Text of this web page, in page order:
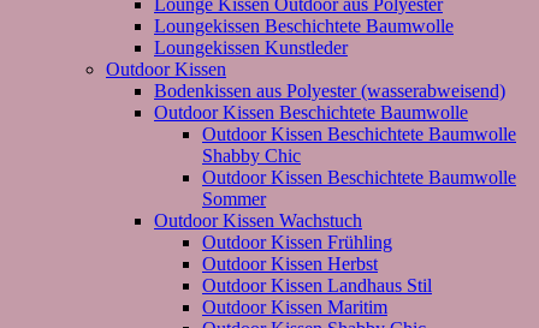
Loungekissen Beschichtete Baumwolle
Loungekissen Kunstleder
Outdoor Kissen
Bodenkissen aus Polyester (wasserabweisend)
Outdoor Kissen Beschichtete Baumwolle
Outdoor Kissen Beschichtete Baumwolle
Shabby Chic
Outdoor Kissen Beschichtete Baumwolle
Sommer
Outdoor Kissen Wachstuch
Outdoor Kissen Frühling
Outdoor Kissen Herbst
Outdoor Kissen Landhaus Stil
Outdoor Kissen Maritim